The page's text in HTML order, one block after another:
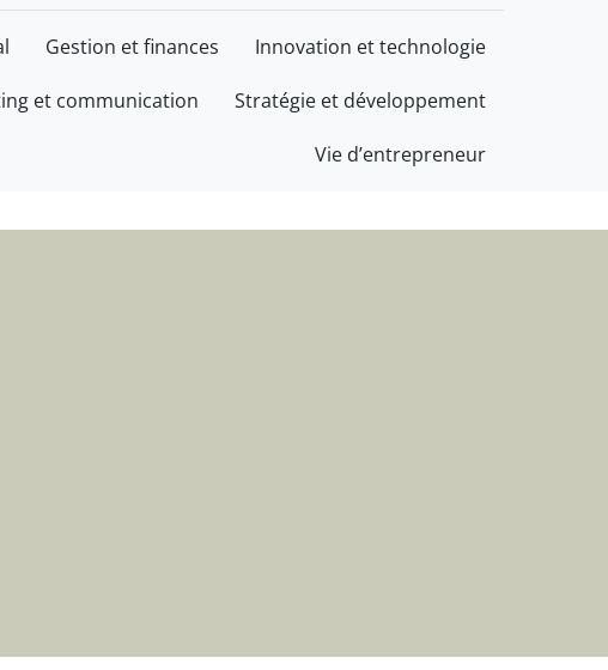
Gestion et finances Innovation et technologie
et communication Stratégie et développement
Vie d’entrepreneur